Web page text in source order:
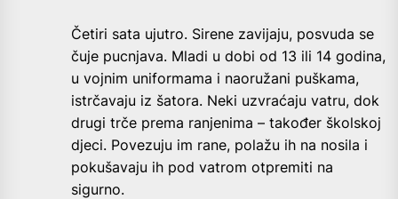
Četiri sata ujutro. Sirene zavijaju, posvuda se
čuje pucnjava. Mladi u dobi od 13 ili 14 godina,
u vojnim uniformama i naoružani puškama,
istrčavaju iz šatora. Neki uzvraćaju vatru, dok
drugi trče prema ranjenima – također školskoj
djeci. Povezuju im rane, polažu ih na nosila i
pokušavaju ih pod vatrom otpremiti na
sigurno.